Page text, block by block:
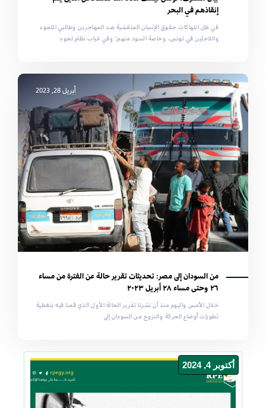
إنقاذهم في البحر
في ظل انتهاكات حقوق الإنسان المتفشية ضد المهاجرين وطالبي اللجوء
واللاجئين في تونس، وخاصة السود منهم؛ وفي غياب نظام لجوء
أبريل 28, 2023
من السودان إلى مصر: تحديثات تقرير حالة عن الفترة من مساء
٢٦ وحتى مساء ٢٨ أبريل ٢٠٢٣
خلال الأمس واليوم منذ أن نشرنا تقرير الحالة الأول الذي قمنا فيه بتغطية
تطورات أوضاع الحركة والنزوح من السودان إلى
أكتوبر 4, 2024